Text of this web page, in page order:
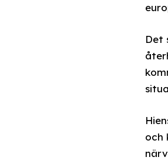
Det
och